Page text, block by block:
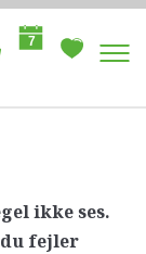
7
ikke ses.
fejler